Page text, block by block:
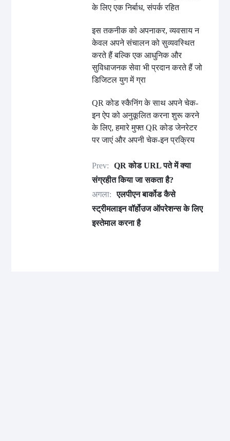
के लिए एक निर्बाध, संपर्क रहित
इस तकनीक को अपनाकर, व्यवसाय न
केवल अपने संचालन को सुव्यवस्थित
करते हैं बल्कि एक आधुनिक और
सुविधाजनक सेवा भी प्रदान करते हैं जो
डिजिटल युग में ग्रा
QR कोड स्कैनिंग के साथ अपने चेक-
इन ऐप को अनुकूलित करना शुरू करने
के लिए, हमारे मुफ्त QR कोड जेनरेटर
पर जाएं और अपनी चेक-इन प्रक्रिय
Prev:
QR कोड URL पते में क्या
संग्रहीत किया जा सकता है?
अगला:
एलपीएन बार्कोड कैसे
स्ट्रीमलाइन वॉर्होउज ऑपरेशन्स के लिए
इस्तेमाल करना है